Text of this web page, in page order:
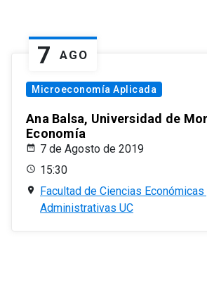
7 AGO
Microeconomía Aplicada
Ana Balsa, Universidad de
Economía
7 de Agosto de 2019
15:30
Facultad de Ciencias Económicas
Administrativas UC